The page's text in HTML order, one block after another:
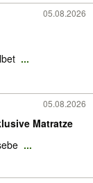
05.08.2026
...
05.08.2026
Matratze
...